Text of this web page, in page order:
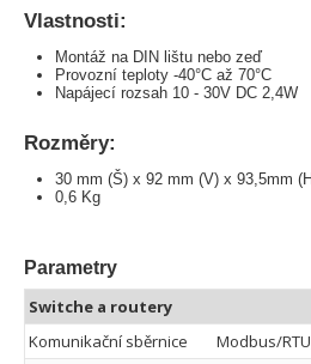
Vlastnosti:
Montáž na DIN lištu nebo zeď
Provozní teploty -40°C až 70°C
Napájecí rozsah 10 - 30V DC 2,4W
Rozměry:
30 mm (Š) x 92 mm (V) x 93,5mm
0,6 Kg
Parametry
Switche a routery
Komunikační sběrnice
Modbus/